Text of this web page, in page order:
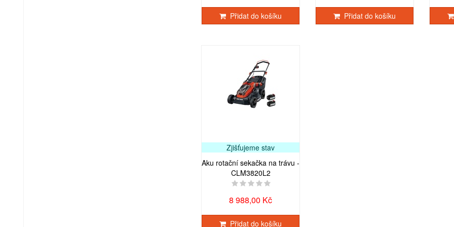
Přidat do košíku Přidat do košíku
Zjišťujeme stav
Aku rotační sekačka na trávu -
CLM3820L2
8 988,00 Kč
Přidat do košíku